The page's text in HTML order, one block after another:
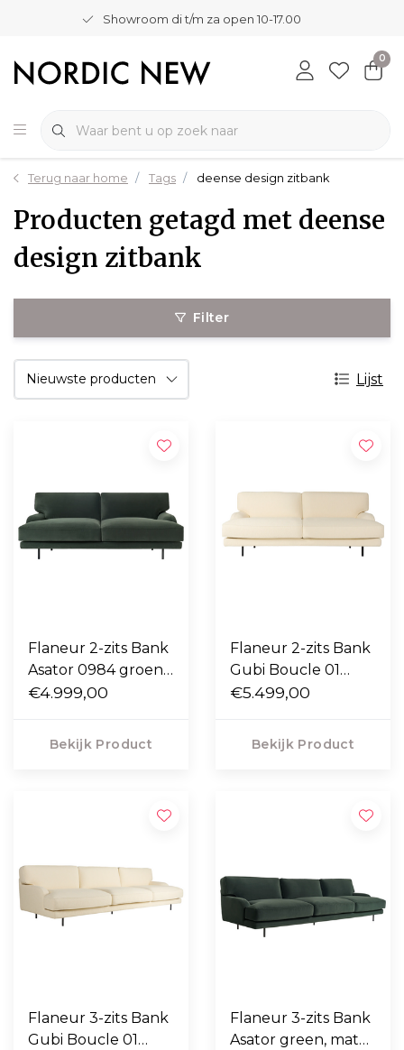
Showroom di t/m za open 10-17.00
0
Terug naar home Tags deense design zitbank
Producten getagd met deense
design zitbank
Filter
Lijst
Flaneur 2-zits Bank
Asator 0984 groen,
mat zwart poten
€4.999,00
Bekijk Product
Flaneur 2-zits Bank
Gubi Boucle 01
cream, mat zwart
€5.499,00
Bekijk Product
Flaneur 3-zits Bank
Gubi Boucle 01
Flaneur 3-zits Bank
Asator green, mat